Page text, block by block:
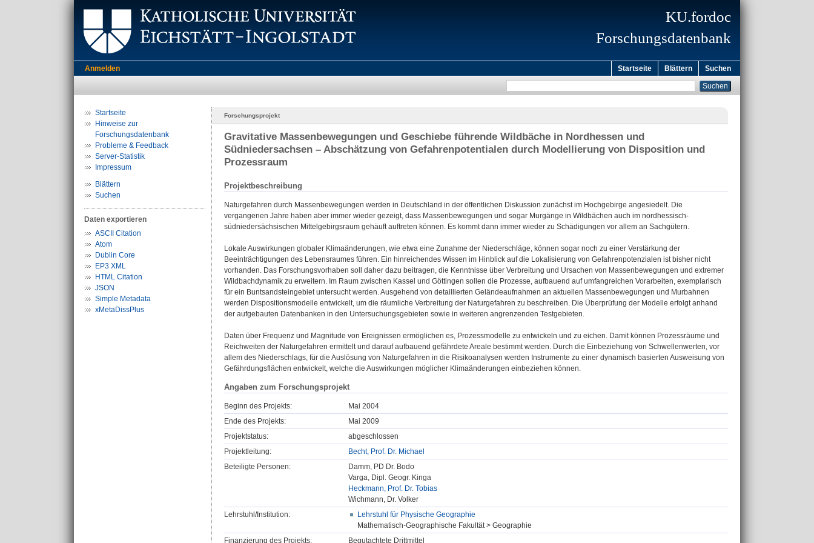
KU.fordoc
Forschungsdatenbank
Anmelden Startseite Blättern Suchen
Startseite
Hinweise zur
Forschungsdatenbank
Probleme & Feedback
Server-Statistik
Impressum
Blättern
Suchen
Daten exportieren
ASCII Citation
Atom
Dublin Core
EP3 XML
HTML Citation
JSON
Simple Metadata
xMetaDissPlus
Forschungsprojekt
Gravitative Massenbewegungen und Geschiebe führende Wildbäche in Nordhessen und
Südniedersachsen – Abschätzung von Gefahrenpotentialen durch Modellierung von Disposition und
Prozessraum
Projektbeschreibung
Naturgefahren durch Massenbewegungen werden in Deutschland in der öffentlichen Diskussion zunächst im Hochgebirge angesiedelt. Die
vergangenen Jahre haben aber immer wieder gezeigt, dass Massenbewegungen und sogar Murgänge in Wildbächen auch im nordhessisch-
südniedersächsischen Mittelgebirgsraum gehäuft auftreten können. Es kommt dann immer wieder zu Schädigungen vor allem an Sachgütern.
Lokale Auswirkungen globaler Klimaänderungen, wie etwa eine Zunahme der Niederschläge, können sogar noch zu einer Verstärkung der
Beeinträchtigungen des Lebensraumes führen. Ein hinreichendes Wissen im Hinblick auf die Lokalisierung von Gefahrenpotenzialen ist bisher nicht
vorhanden. Das Forschungsvorhaben soll daher dazu beitragen, die Kenntnisse über Verbreitung und Ursachen von Massenbewegungen und extremer
Wildbachdynamik zu erweitern. Im Raum zwischen Kassel und Göttingen sollen die Prozesse, aufbauend auf umfangreichen Vorarbeiten, exemplarisch
für ein Buntsandsteingebiet untersucht werden. Ausgehend von detaillierten Geländeaufnahmen an aktuellen Massenbewegungen und Murbahnen
werden Dispositionsmodelle entwickelt, um die räumliche Verbreitung der Naturgefahren zu beschreiben. Die Überprüfung der Modelle erfolgt anhand
der aufgebauten Datenbanken in den Untersuchungsgebieten sowie in weiteren angrenzenden Testgebieten.
Daten über Frequenz und Magnitude von Ereignissen ermöglichen es, Prozessmodelle zu entwickeln und zu eichen. Damit können Prozessräume und
Reichweiten der Naturgefahren ermittelt und darauf aufbauend gefährdete Areale bestimmt werden. Durch die Einbeziehung von Schwellenwerten, vor
allem des Niederschlags, für die Auslösung von Naturgefahren in die Risikoanalysen werden Instrumente zu einer dynamisch basierten Ausweisung von
Gefährdungsflächen entwickelt, welche die Auswirkungen möglicher Klimaänderungen einbeziehen können.
Angaben zum Forschungsprojekt
Beginn des Projekts:
Mai 2004
Ende des Projekts:
Mai 2009
Projektstatus:
abgeschlossen
Projektleitung:
Becht, Prof. Dr. Michael
Beteiligte Personen:
Damm, PD Dr. Bodo
Varga, Dipl. Geogr. Kinga
Heckmann, Prof. Dr. Tobias
Wichmann, Dr. Volker
Lehrstuhl/Institution:
Lehrstuhl für Physische Geographie
Mathematisch-Geographische Fakultät > Geographie
Finanzierung des Projekts:
Begutachtete Drittmittel